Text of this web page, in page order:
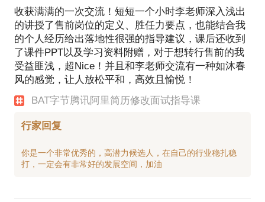
收获满满的一次交流！短短一个小时李老师深入浅出
的讲授了售前岗位的定义、胜任力要点，也能结合我
的个人经历给出落地性很强的指导建议，课后还收到
了课件PPT以及学习资料附赠，对于想转行售前的我
受益匪浅，超Nice！并且和李老师交流有一种如沐春
风的感觉，让人放松平和，高效且愉悦！
BAT字节腾讯阿里简历修改面试指导课
行家回复
你是一个非常优秀的，高潜力候选人，在自己的行业稳扎稳